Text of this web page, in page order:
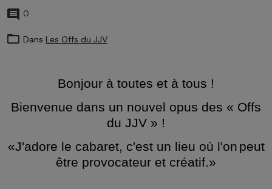
0
Dans Les Offs du JJV
Bonjour à toutes et à tous !
Bienvenue dans un nouvel opus des « Offs
du JJV » !
«J'adore le cabaret, c'est un lieu où l'on peut
être provocateur et créatif.»